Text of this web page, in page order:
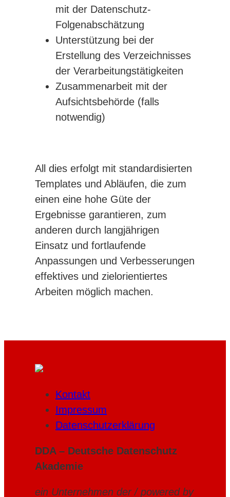
mit der Datenschutz-
Folgenabschätzung
Unterstützung bei der
Erstellung des Verzeichnisses
der Verarbeitungstätigkeiten
Zusammenarbeit mit der
Aufsichtsbehörde (falls
notwendig)
All dies erfolgt mit standardisierten
Templates und Abläufen, die zum
einen eine hohe Güte der
Ergebnisse garantieren, zum
anderen durch langjährigen
Einsatz und fortlaufende
Anpassungen und Verbesserungen
effektives und zielorientiertes
Arbeiten möglich machen.
Kontakt
Impressum
Datenschutzerklärung
DDA – Deutsche Datenschutz
Akademie
ein Unternehmen der / powered by